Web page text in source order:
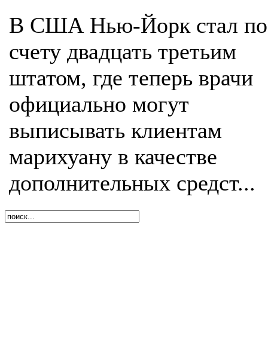
В США Нью-Йорк стал по
счету двадцать третьим
штатом, где теперь врачи
официально могут
выписывать клиентам
марихуану в качестве
дополнительных средст...